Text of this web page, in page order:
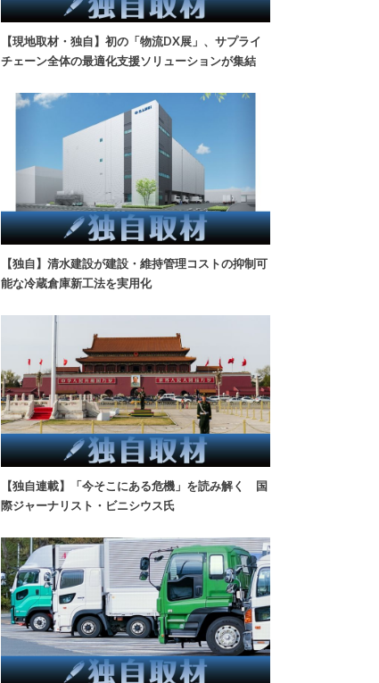
【現地取材・独自】初の「物流DX展」、サプライ
チェーン全体の最適化支援ソリューションが集結
【独自】清水建設が建設・維持管理コストの抑制可
能な冷蔵倉庫新工法を実用化
【独自連載】「今そこにある危機」を読み解く 国
際ジャーナリスト・ビニシウス氏